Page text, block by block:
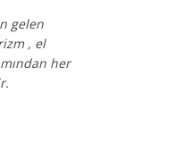
gelen
, el
her